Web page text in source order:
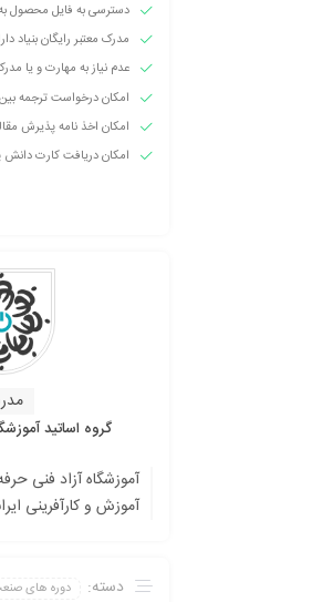
دسترسی به فایل محصول
مدرک معتبر رایگان بنیاد
عدم نیاز به مهارت و یا
امکان درخواست ترجمه
امکان اخذ نامه پذیرش
امکان دریافت کارت دانش
گروه اساتید
آموزشگاه آزاد فنی
آموزش و کارآفرینی
دسته: دوره های